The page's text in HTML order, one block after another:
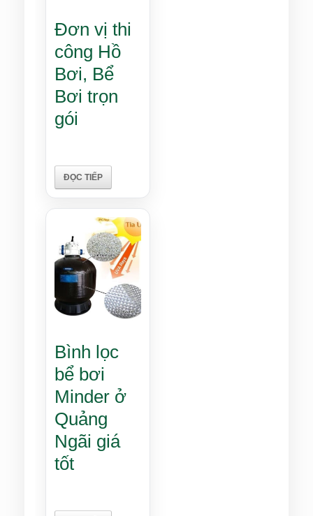
Đơn vị thi
công Hồ
Bơi, Bể
Bơi trọn
gói
ĐỌC TIẾP
Bình lọc
bể bơi
Minder ở
Quảng
Ngãi giá
tốt